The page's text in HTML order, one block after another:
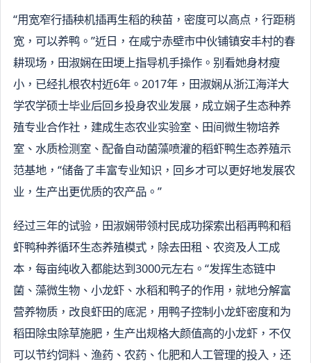
“用宽窄行插秧机插再生稻的秧苗，密度可以高点，行距稍
宽，可以养鸭。”近日，在咸宁赤壁市中伙铺镇安丰村的春
耕现场，田淑娴在田埂上指导机手操作。别看她身材瘦
小，已经扎根农村近6年。2017年，田淑娴从浙江海洋大
学农学硕士毕业后回乡投身农业发展，成立娴子生态种养
殖专业合作社，建成生态农业实验室、田间微生物培养
室、水质检测室、配备自动菌藻喷灌的稻虾鸭生态养殖示
范基地，“储备了丰富专业知识，回乡才可以更好地发展农
业，生产出更优质的农产品。”
经过三年的试验，田淑娴带领村民成功探索出稻再鸭和稻
虾鸭种养循环生态养殖模式，除去田租、农资及人工成
本，每亩纯收入都能达到3000元左右。“发挥生态链中
菌、藻微生物、小龙虾、水稻和鸭子的作用，就地分解富
营养物质，改良虾田的底泥，用鸭子控制小龙虾密度和为
稻田除虫除草施肥，生产出规格大颜值高的小龙虾，不仅
可以节约饲料、渔药、农药、化肥和人工管理的投入，还